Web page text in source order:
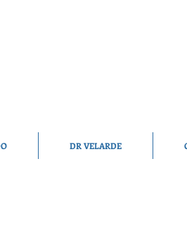
DR VELARDE